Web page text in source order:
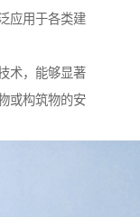
应用于各类建
术，能够显著
或构筑物的安